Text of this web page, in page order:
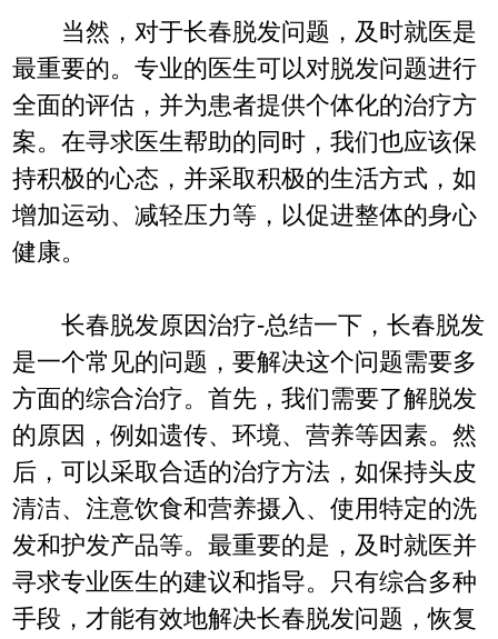
当然，对于长春脱发问题，及时就医是
最重要的。专业的医生可以对脱发问题进行
全面的评估，并为患者提供个体化的治疗方
案。在寻求医生帮助的同时，我们也应该保
持积极的心态，并采取积极的生活方式，如
增加运动、减轻压力等，以促进整体的身心
健康。
长春脱发原因治疗-总结一下，长春脱发
是一个常见的问题，要解决这个问题需要多
方面的综合治疗。首先，我们需要了解脱发
的原因，例如遗传、环境、营养等因素。然
后，可以采取合适的治疗方法，如保持头皮
清洁、注意饮食和营养摄入、使用特定的洗
发和护发产品等。最重要的是，及时就医并
寻求专业医生的建议和指导。只有综合多种
手段，才能有效地解决长春脱发问题，恢复